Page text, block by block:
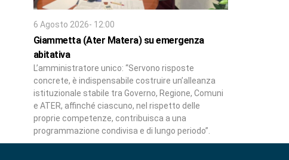
6 Agosto 2026- 12:00
Giammetta (Ater Matera) su emergenza
abitativa
L’amministratore unico: “Servono risposte
concrete, è indispensabile costruire un’alleanza
istituzionale stabile tra Governo, Regione, Comuni
e ATER, affinché ciascuno, nel rispetto delle
proprie competenze, contribuisca a una
programmazione condivisa e di lungo periodo”.